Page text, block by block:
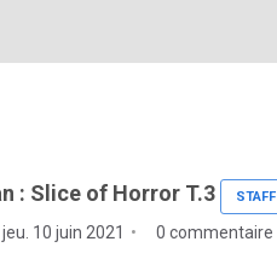
: Slice of Horror T.3 STAFF
jeu. 10 juin 2021 0 commentaire